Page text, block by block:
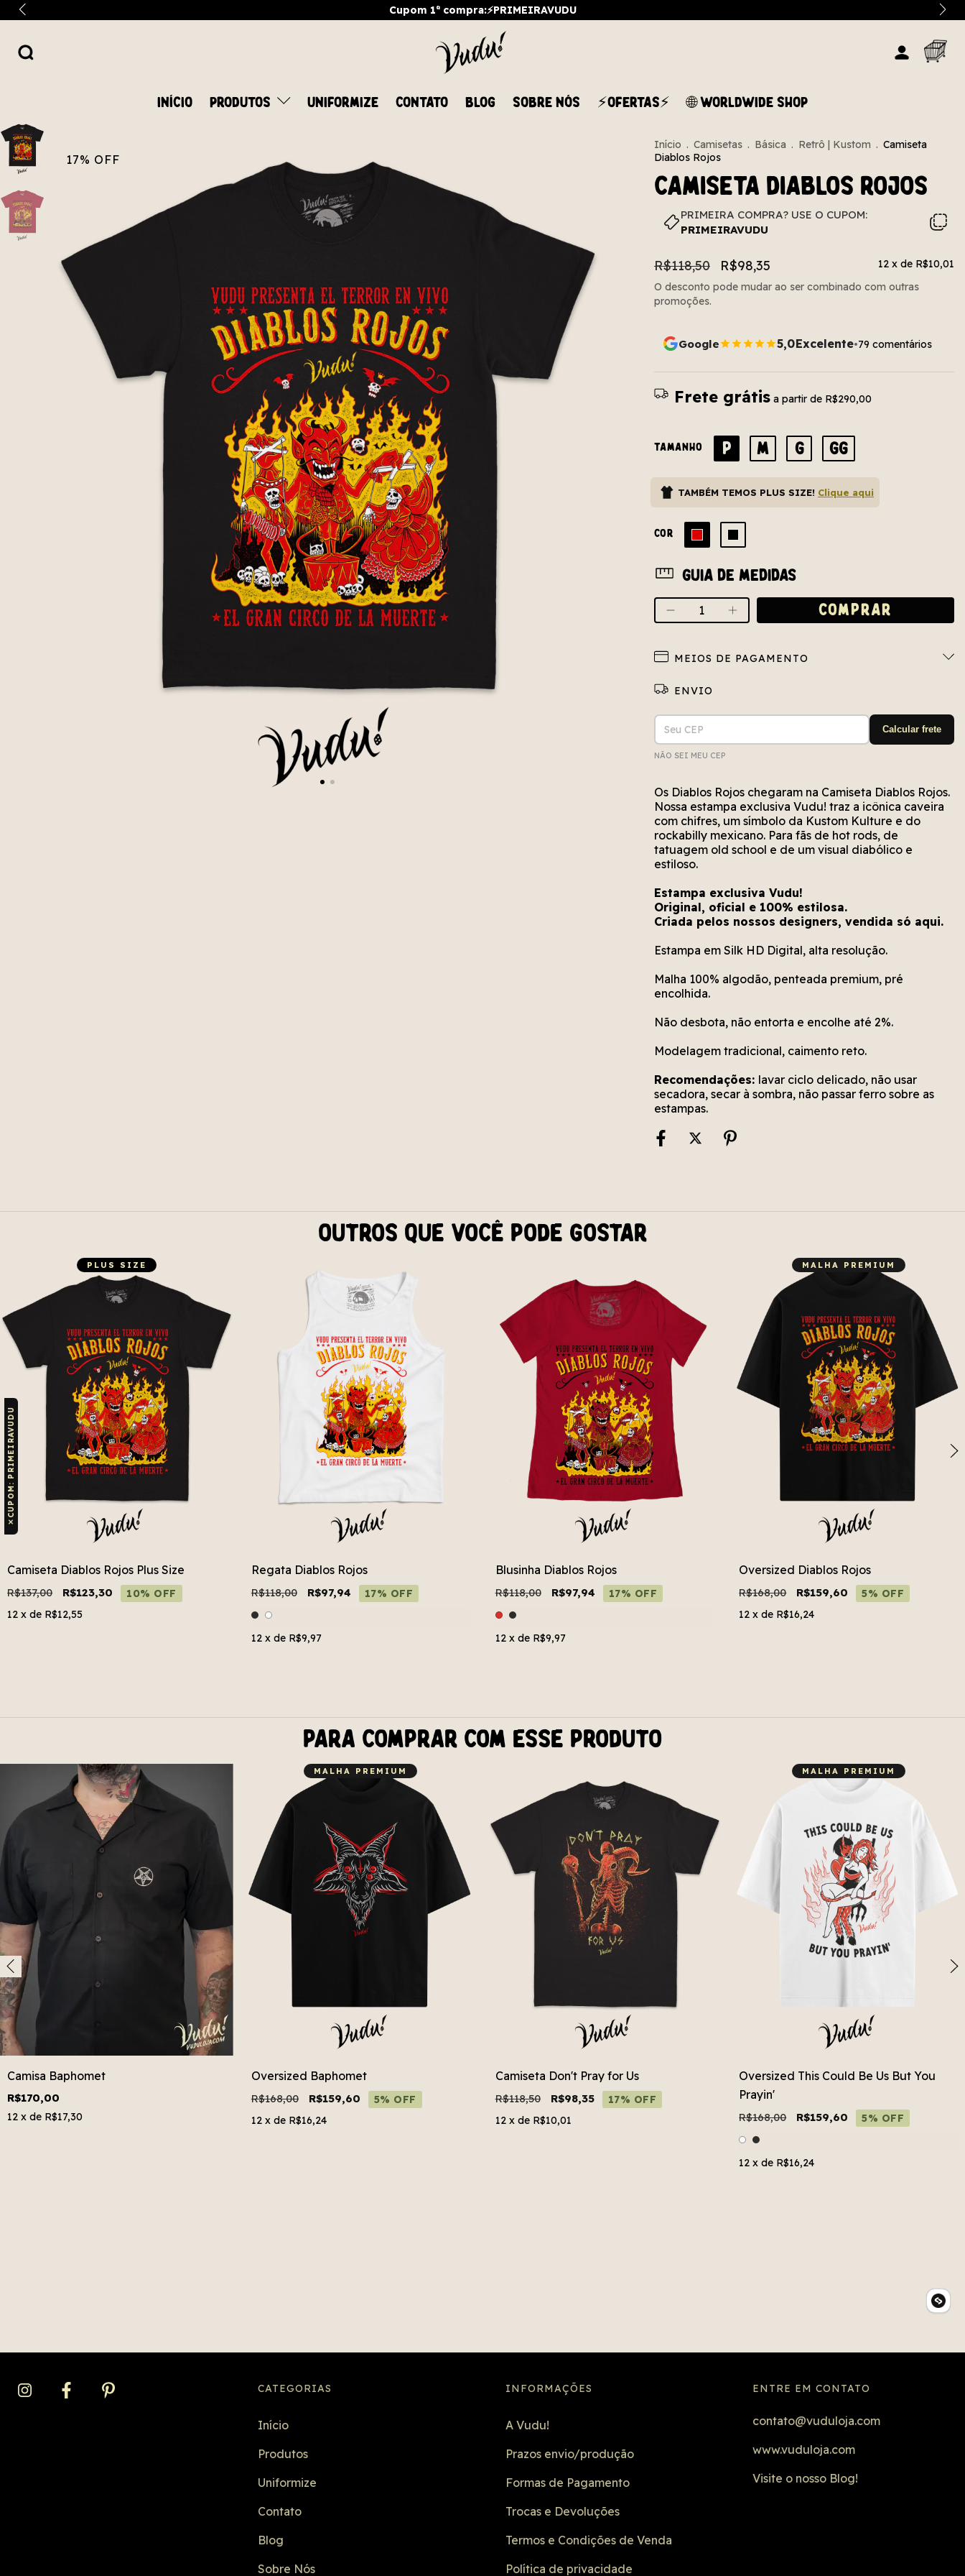
Cupom 1ª compra:⚡PRIMEIRAVUDU
INÍCIO PRODUTOS UNIFORMIZE CONTATO BLOG SOBRE NÓS ⚡OFERTAS⚡ 🌐 WORLDWIDE SHOP
17% OFF
Início . Camisetas . Básica . Retrô | Kustom . Camiseta
Diablos Rojos
Camiseta Diablos Rojos
PRIMEIRA COMPRA? USE O CUPOM:
PRIMEIRAVUDU
R$118,50 R$98,35 12 x de R$10,01
O desconto pode mudar ao ser combinado com outras
promoções.
Google 5,0Excelente•79 comentários
Frete grátis a partir de R$290,00
TAMANHO P M G GG
TAMBÉM TEMOS PLUS SIZE! Clique aqui
COR
Guia de medidas
MEIOS DE PAGAMENTO
Entregas para o CEP:
ALTERAR CEP
Calcular frete
NÃO SEI MEU CEP
escrito?
alguns segundos.
novamente em alguns segundos.
Os Diablos Rojos chegaram na Camiseta Diablos Rojos.
Nossa estampa exclusiva Vudu! traz a icônica caveira
com chifres, um símbolo da Kustom Kulture e do
rockabilly mexicano. Para fãs de hot rods, de
tatuagem old school e de um visual diabólico e
estiloso.
Estampa exclusiva Vudu!
Original, oficial e 100% estilosa.
Criada pelos nossos designers, vendida só aqui.
Estampa em Silk HD Digital, alta resolução.
Malha 100% algodão, penteada premium, pré
encolhida.
Não desbota, não entorta e encolhe até 2%.
Modelagem tradicional, caimento reto.
Recomendações: lavar ciclo delicado, não usar
secadora, secar à sombra, não passar ferro sobre as
estampas.
Outros que você pode gostar
PLUS SIZE
Camiseta Diablos Rojos Plus Size
R$137,00 R$123,30
10% OFF
12 x de R$12,55
Regata Diablos Rojos
R$118,00 R$97,94 17% OFF
12 x de R$9,97
Blusinha Diablos Rojos
R$118,00 R$97,94 17% OFF
12 x de R$9,97
MALHA PREMIUM
Oversized Diablos Rojos
R$168,00 R$159,60
5% OFF
12 x de R$16,24
Para comprar com esse produto
Camisa Baphomet
R$170,00
12 x de R$17,30
MALHA PREMIUM
Oversized Baphomet
R$168,00 R$159,60
5% OFF
12 x de R$16,24
Camiseta Don't Pray for Us
R$118,50 R$98,35
17% OFF
12 x de R$10,01
MALHA PREMIUM
Oversized This Could Be Us But You
Prayin'
R$168,00 R$159,60 5% OFF
12 x de R$16,24
CATEGORIAS
Início
Produtos
Uniformize
Contato
Blog
Sobre Nós
INFORMAÇÕES
A Vudu!
Prazos envio/produção
Formas de Pagamento
Trocas e Devoluções
Termos e Condições de Venda
Política de privacidade
ENTRE EM CONTATO
contato@vuduloja.com
www.vuduloja.com
Visite o nosso Blog!
✕
CUPOM: PRIMEIRAVUDU